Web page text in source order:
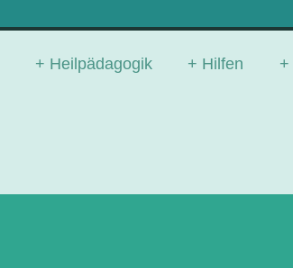
Heilpädagogik Hilfen